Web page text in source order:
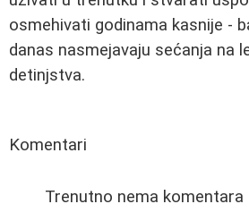
osmehivati godinama kasnije -
danas nasmejavaju sećanja na
detinjstva.
Komentari
Trenutno nema komentara